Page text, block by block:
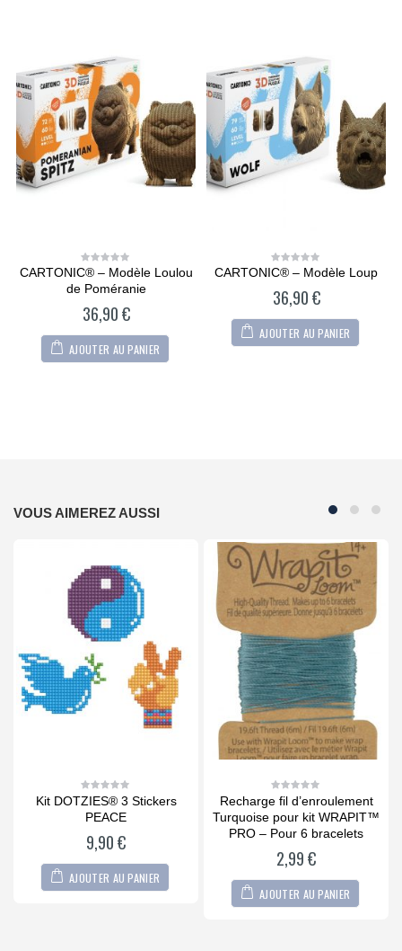
0
out
of
CARTONIC® – Modèle Loulou
de Poméranie
36,90€
AJOUTER AU PANIER
0
of
5
CARTONIC® – Modèle Loup
36,90€
AJOUTER AU PANIER
VOUS AIMEREZ AUSSI
0
of
Kit DOTZIES® 3 Stickers
PEACE
9,90€
AJOUTER AU PANIER
0
of
5
Recharge fil d’enroulement
Turquoise pour kit WRAPIT™
PRO – Pour 6 bracelets
2,99€
AJOUTER AU PANIER